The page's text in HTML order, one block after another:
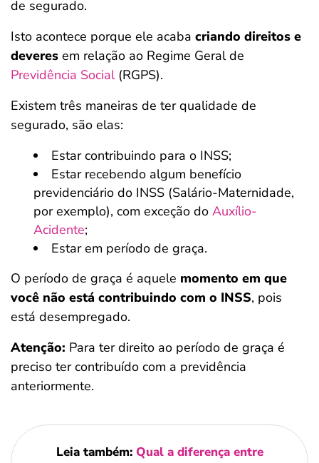
de segurado.
Isto acontece porque ele acaba criando direitos e
deveres em relação ao Regime Geral de
Previdência Social(RGPS).
Existem três maneiras de ter qualidade de
segurado, são elas:
Estar contribuindo para o INSS;
Estar recebendo algum benefício
previdenciário do INSS (Salário-Maternidade,
por exemplo), com exceção do Auxílio-
Acidente;
Estar em período de graça.
O período de graça é aquele momento em que
você não está contribuindo com o INSS, pois
está desempregado.
Atenção: Para ter direito ao período de graça é
preciso ter contribuído com a previdência
anteriormente.
Leia também: Qual a diferença entre